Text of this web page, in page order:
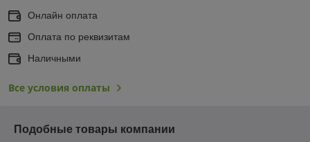
Онлайн оплата
Оплата по реквизитам
Наличными
Все условия оплаты
Подобные товары компании